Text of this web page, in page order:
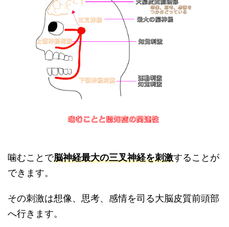
噛むことで脳神経最大の三叉神経を刺激することが
できます。
その刺激は想像、思考、感情を司る大脳皮質前頭部
へ行きます。